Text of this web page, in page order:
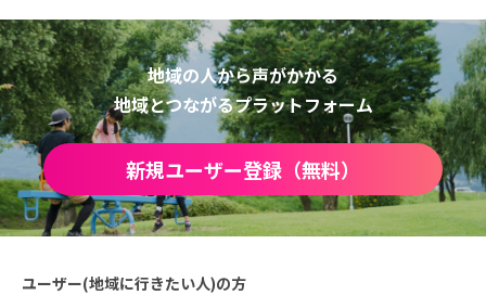
地域の人から声がかかる
地域とつながるプラットフォーム
新規ユーザー登録（無料）
ユーザー(地域に行きたい人)の方